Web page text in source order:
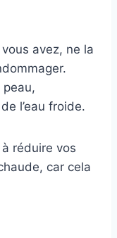
avez, ne la
l’eau froide.
réduire vos
car cela